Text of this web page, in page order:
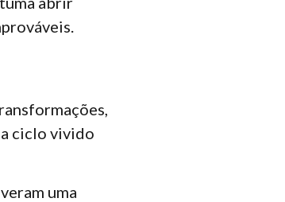
ciclo vivido
uma